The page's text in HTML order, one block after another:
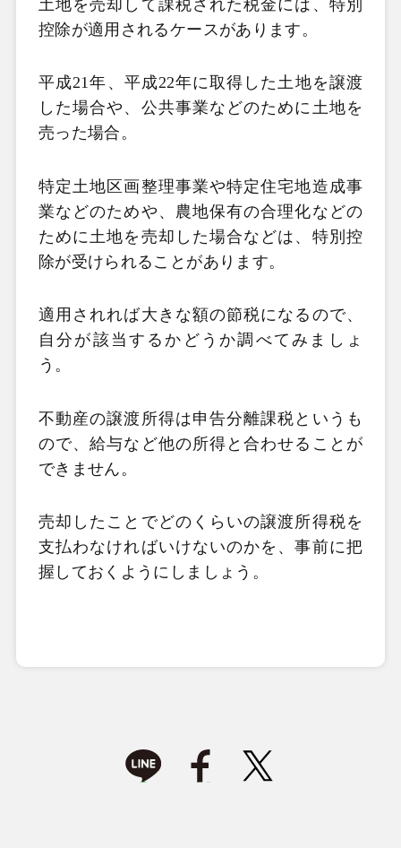
土地を売却して課税された税金には、特別
控除が適用されるケースがあります。
平成21年、平成22年に取得した土地を譲渡
した場合や、公共事業などのために土地を
売った場合。
特定土地区画整理事業や特定住宅地造成事
業などのためや、農地保有の合理化などの
ために土地を売却した場合などは、特別控
除が受けられることがあります。
適用されれば大きな額の節税になるので、
自分が該当するかどうか調べてみましょ
う。
不動産の譲渡所得は申告分離課税というも
ので、給与など他の所得と合わせることが
できません。
売却したことでどのくらいの譲渡所得税を
支払わなければいけないのかを、事前に把
握しておくようにしましょう。